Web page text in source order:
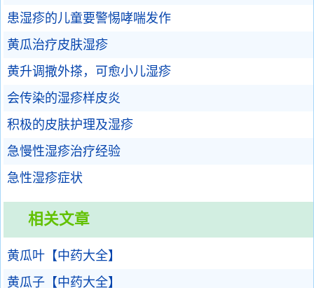
患湿疹的儿童要警惕哮喘发作
黄瓜治疗皮肤湿疹
黄升调撒外搽，可愈小儿湿疹
会传染的湿疹样皮炎
积极的皮肤护理及湿疹
急慢性湿疹治疗经验
急性湿疹症状
相关文章
黄瓜叶【中药大全】
黄瓜子【中药大全】